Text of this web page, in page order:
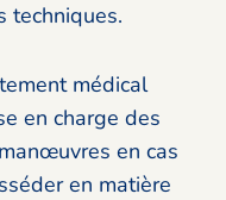
techniques.
médical
en charge des
en cas
en matière